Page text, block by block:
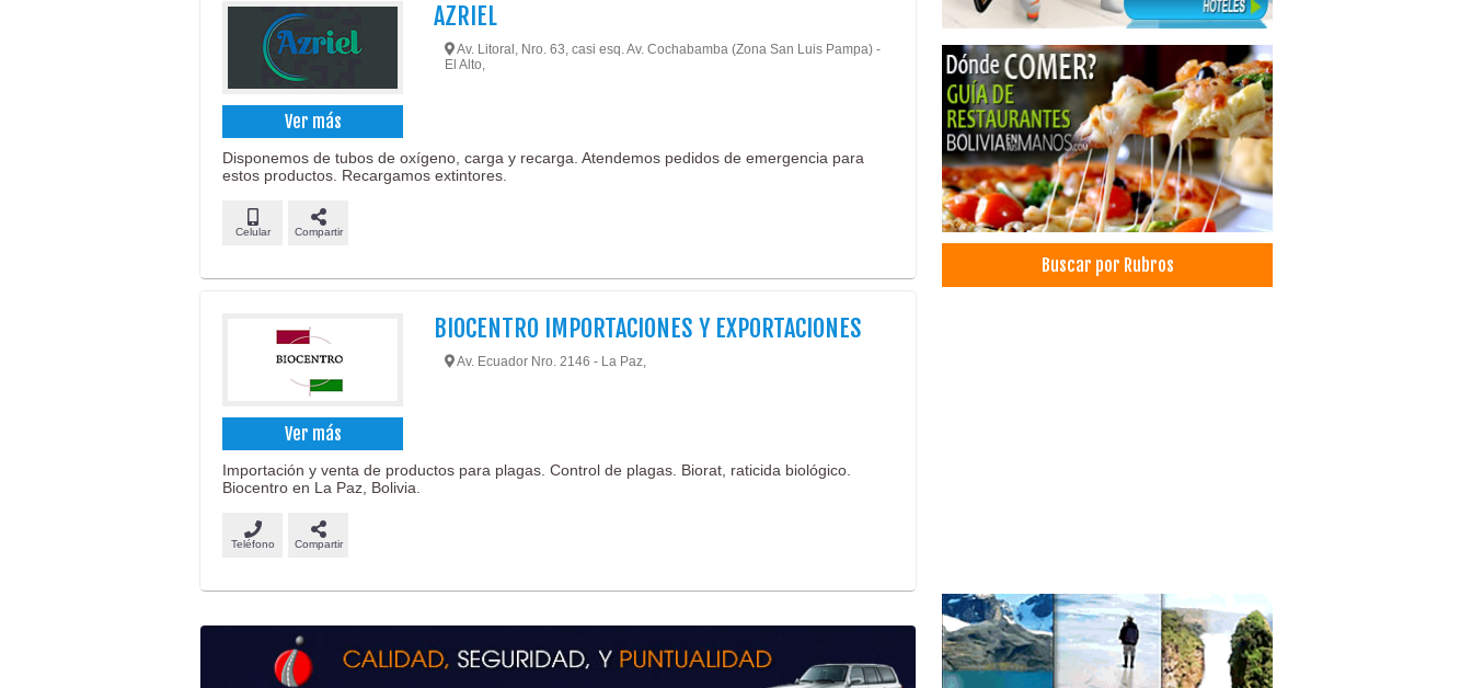
Ver más
AZRIEL
Av. Litoral, Nro. 63, casi esq. Av. Cochabamba (Zona San Luis Pampa) -
El Alto,
Disponemos de tubos de oxígeno, carga y recarga. Atendemos pedidos de emergencia para
estos productos. Recargamos extintores.
Celular Compartir
Ver más
BIOCENTRO IMPORTACIONES Y EXPORTACIONES
Av. Ecuador Nro. 2146 - La Paz,
Importación y venta de productos para plagas. Control de plagas. Biorat, raticida biológico.
Biocentro en La Paz, Bolivia.
Teléfono Compartir
Materiales de limpieza
Artículos de Limpieza
Aseo Personal
Jabones
Baños, Artículos para
Insecticidas
Papel Toalla y Sanitario
Ceras
Productos de higiene personal
Industrias Textiles
Tiendas Online
Ventas por internet
Acetileno
Botellones de oxígeno
Buscar por Rubros